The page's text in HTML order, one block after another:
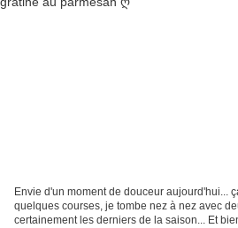
Envie d'un moment de douceur aujourd'hui...
quelques courses, je tombe nez à nez avec
certainement les derniers de la saison... Et